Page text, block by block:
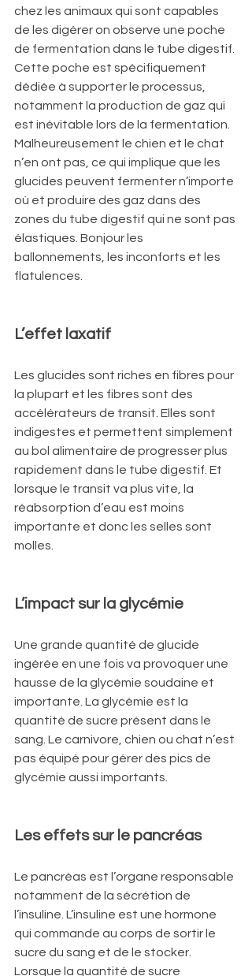
chez les animaux qui sont capables
de les digérer on observe une poche
de fermentation dans le tube digestif.
Cette poche est spécifiquement
dédiée à supporter le processus,
notamment la production de gaz qui
est inévitable lors de la fermentation.
Malheureusement le chien et le chat
n’en ont pas, ce qui implique que les
glucides peuvent fermenter n’importe
où et produire des gaz dans des
zones du tube digestif qui ne sont pas
élastiques. Bonjour les
ballonnements, les inconforts et les
flatulences.
L’effet laxatif
Les glucides sont riches en fibres pour
la plupart et les fibres sont des
accélérateurs de transit. Elles sont
indigestes et permettent simplement
au bol alimentaire de progresser plus
rapidement dans le tube digestif. Et
lorsque le transit va plus vite, la
réabsorption d’eau est moins
importante et donc les selles sont
molles.
L’impact sur la glycémie
Une grande quantité de glucide
ingérée en une fois va provoquer une
hausse de la glycémie soudaine et
importante. La glycémie est la
quantité de sucre présent dans le
sang. Le carnivore, chien ou chat n’est
pas équipé pour gérer des pics de
glycémie aussi importants.
Les effets sur le pancréas
Le pancréas est l’organe responsable
notamment de la sécrétion de
l’insuline. L’insuline est une hormone
qui commande au corps de sortir le
sucre du sang et de le stocker.
Lorsque la quantité de sucre